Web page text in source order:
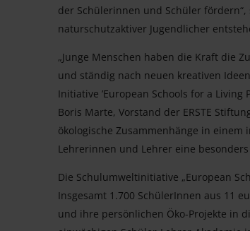
der Schülerinnen und Schüler
naturschutzaktiver Jugendlicher
„Junge Menschen haben die Kraft die
und ständig nach neuen kreativen
Initiative ’European Schools for a
Boris Marte, Vorstand der ERSTE
ökologische Zusammenhänge in
Lehrerinnen und Lehrer eine
Die Schulumweltinitiative „European
Insgesamt 1.700 SchülerInnen aus 11
und ihre persönlichen Öko-Projekte in